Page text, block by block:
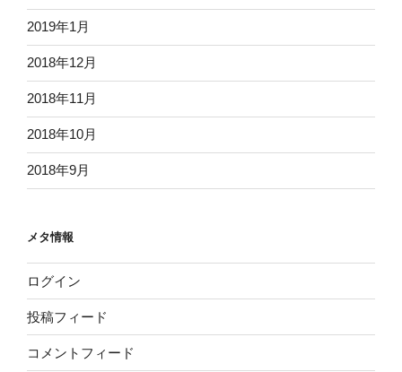
2019年1月
2018年12月
2018年11月
2018年10月
2018年9月
メタ情報
ログイン
投稿フィード
コメントフィード